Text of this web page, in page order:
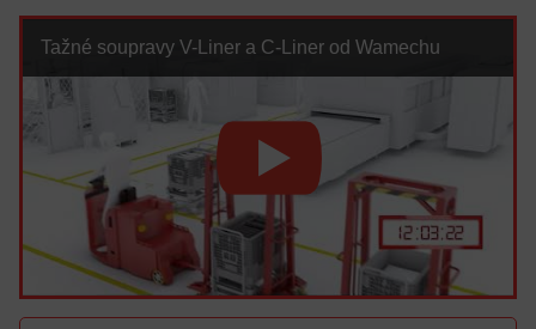
Tažné soupravy V-Liner a C-Liner od Wamechu